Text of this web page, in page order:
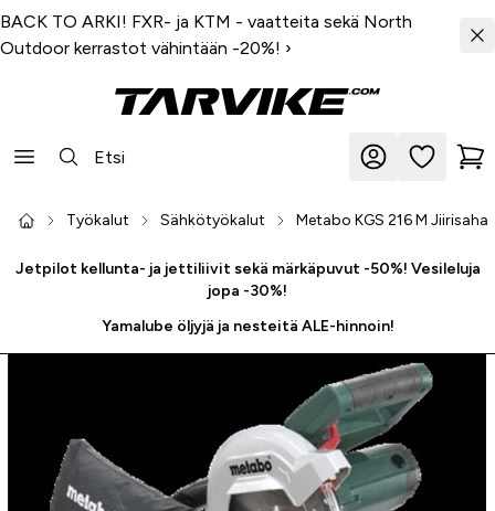
BACK TO ARKI! FXR- ja KTM - vaatteita sekä North
Outdoor kerrastot vähintään -20%! ›
Työkalut Sähkötyökalut Metabo KGS 216 M Jiirisaha
Jetpilot kellunta- ja jettiliivit sekä märkäpuvut -50%! Vesileluja
jopa -30%!
Yamalube öljyjä ja nesteitä ALE-hinnoin!